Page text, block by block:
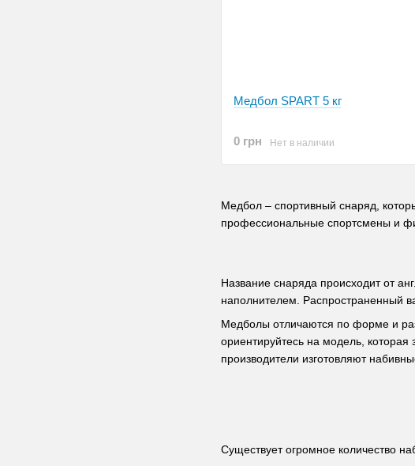
Медбол – спортивный снаряд,
профессиональные спортсмены и
Название снаряда происходит от
наполнителем. Распространенный
Медболы отличаются по форме и
ориентируйтесь на модель,
производители изготовляют
Существует огромное количество
Медбол SPART 5 кг
0 грн Нет в наличии